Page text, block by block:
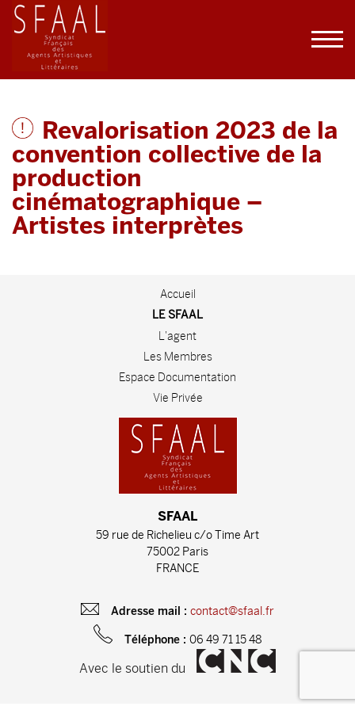
Revalorisation 2023 de la
convention collective de la
production
cinématographique –
Artistes interprètes
Accueil
LE SFAAL
L'agent
Les Membres
Espace Documentation
Vie Privée
SFAAL
59 rue de Richelieu c/o Time Art
75002 Paris
FRANCE
Adresse mail : contact@sfaal.fr
Téléphone : 06 49 71 15 48
Avec le soutien du